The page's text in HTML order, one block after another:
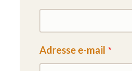
Adresse e-mail